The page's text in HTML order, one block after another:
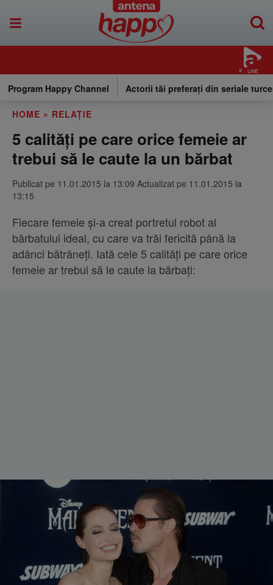
LIVE
Program Happy Channel Actorii tăi preferați din seriale
HOME » RELAŢIE
5 calități pe care orice femeie ar
trebui să le caute la un bărbat
Publicat pe 11.01.2015 la 13:09 Actualizat pe 11.01.2015 la
13:15
Fiecare femeie și-a creat portretul robot al
bărbatului ideal, cu care va trăi fericită până la
adânci bătrâneți. Iată cele 5 calități pe care orice
femeie ar trebui să le caute la bărbați: